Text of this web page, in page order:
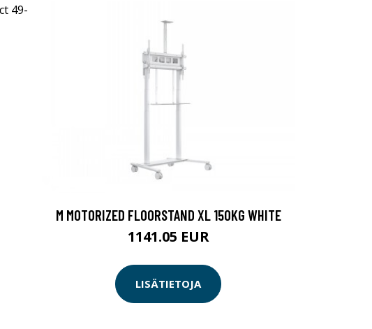
M MOTORIZED FLOORSTAND XL 150KG WHITE
1141.05 EUR
LISÄTIETOJA